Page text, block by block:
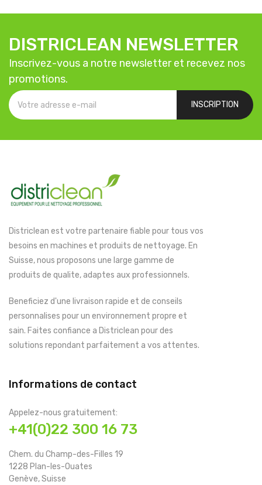
DISTRICLEAN NEWSLETTER
Inscrivez-vous a notre newsletter et recevez nos
promotions.
INSCRIPTION
Districlean est votre partenaire fiable pour tous vos
besoins en machines et produits de nettoyage. En
Suisse, nous proposons une large gamme de
produits de qualite, adaptes aux professionnels.
Beneficiez d'une livraison rapide et de conseils
personnalises pour un environnement propre et
sain. Faites confiance a Districlean pour des
solutions repondant parfaitement a vos attentes.
Informations de contact
Appelez-nous gratuitement:
+41(0)22 300 16 73
Chem. du Champ-des-Filles 19
1228 Plan-les-Ouates
Genève, Suisse